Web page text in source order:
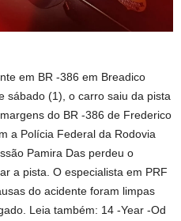
em BR -386 em Breadico
sábado (1), o carro saiu da pista
do BR -386 de Frederico
a Polícia Federal da Rodovia
Pamira Das perdeu o
a pista. O especialista em PRF
do acidente foram limpas
Leia também: 14 -Year -Od